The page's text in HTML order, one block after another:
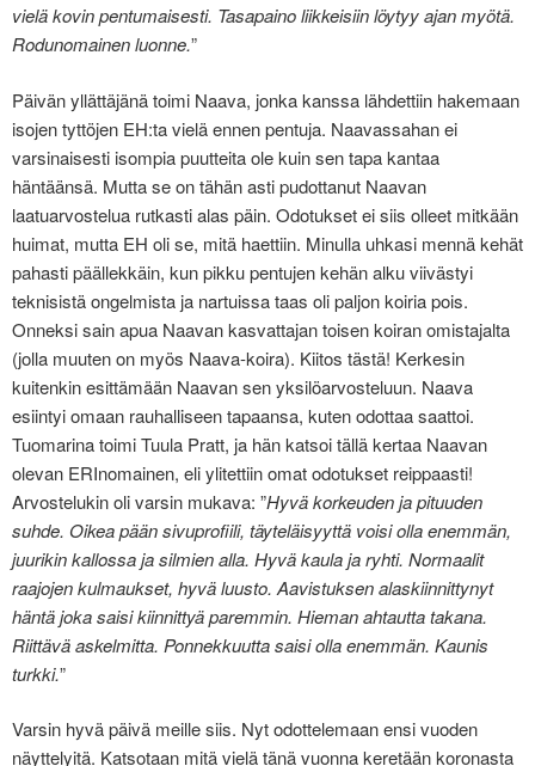
vielä kovin pentumaisesti. Tasapaino liikkeisiin löytyy ajan myötä.
Rodunomainen luonne.”
Päivän yllättäjänä toimi Naava, jonka kanssa lähdettiin hakemaan
isojen tyttöjen EH:ta vielä ennen pentuja. Naavassahan ei
varsinaisesti isompia puutteita ole kuin sen tapa kantaa
häntäänsä. Mutta se on tähän asti pudottanut Naavan
laatuarvostelua rutkasti alas päin. Odotukset ei siis olleet mitkään
huimat, mutta EH oli se, mitä haettiin. Minulla uhkasi mennä kehät
pahasti päällekkäin, kun pikku pentujen kehän alku viivästyi
teknisistä ongelmista ja nartuissa taas oli paljon koiria pois.
Onneksi sain apua Naavan kasvattajan toisen koiran omistajalta
(jolla muuten on myös Naava-koira). Kiitos tästä! Kerkesin
kuitenkin esittämään Naavan sen yksilöarvosteluun. Naava
esiintyi omaan rauhalliseen tapaansa, kuten odottaa saattoi.
Tuomarina toimi Tuula Pratt, ja hän katsoi tällä kertaa Naavan
olevan ERInomainen, eli ylitettiin omat odotukset reippaasti!
Arvostelukin oli varsin mukava: ”Hyvä korkeuden ja pituuden
suhde. Oikea pään sivuprofiili, täyteläisyyttä voisi olla enemmän,
juurikin kallossa ja silmien alla. Hyvä kaula ja ryhti. Normaalit
raajojen kulmaukset, hyvä luusto. Aavistuksen alaskiinnittynyt
häntä joka saisi kiinnittyä paremmin. Hieman ahtautta takana.
Riittävä askelmitta. Ponnekkuutta saisi olla enemmän. Kaunis
turkki.”
Varsin hyvä päivä meille siis. Nyt odottelemaan ensi vuoden
näyttelyitä. Katsotaan mitä vielä tänä vuonna keretään koronasta